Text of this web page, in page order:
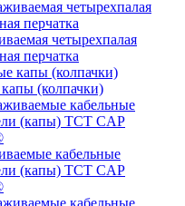
четырехпалая
перчатка
(колпачки)
кабельные
(капы) ТCT CAP